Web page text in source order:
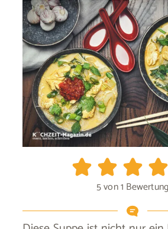
5von 1 Bewertung